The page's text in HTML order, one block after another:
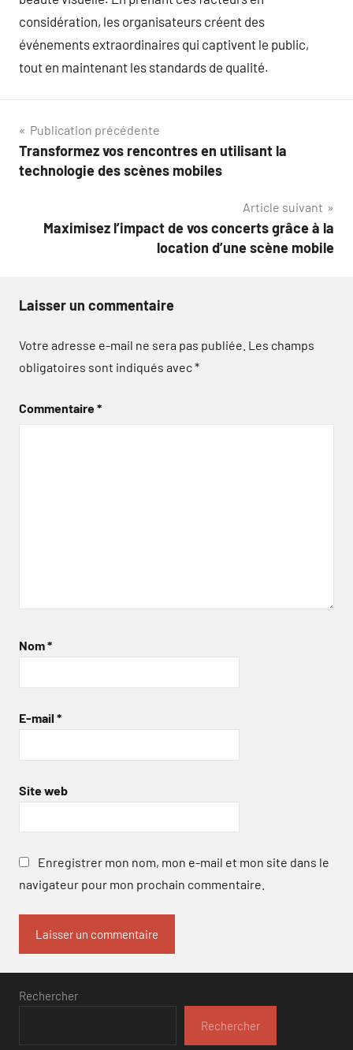
considération, les organisateurs créent des
événements extraordinaires qui captivent le public,
tout en maintenant les standards de qualité.
Navigation
de
Publication précédente
Transformez vos rencontres en utilisant la
technologie des scènes mobiles
Article suivant
Maximisez l’impact de vos concerts grâce à la
location d’une scène mobile
Laisser un commentaire
Votre adresse e-mail ne sera pas publiée. Les champs
obligatoires sont indiqués avec*
Commentaire*
Nom*
E-mail *
Site web
Enregistrer mon nom, mon e-mail et mon site dans le
navigateur pour mon prochain commentaire.
Rechercher
Rechercher